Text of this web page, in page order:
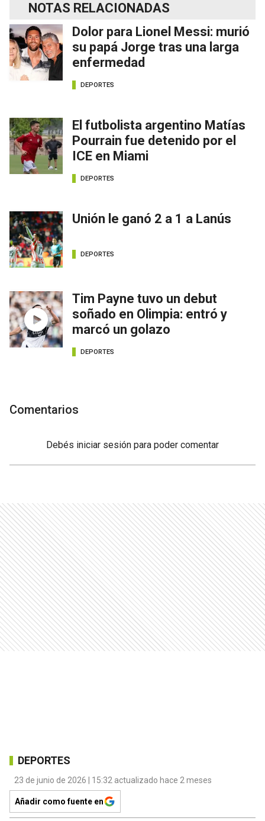
NOTAS RELACIONADAS
Dolor para Lionel Messi: murió
su papá Jorge tras una larga
enfermedad
DEPORTES
El futbolista argentino Matías
Pourrain fue detenido por el
ICE en Miami
DEPORTES
Unión le ganó 2 a 1 a Lanús
DEPORTES
Tim Payne tuvo un debut
soñado en Olimpia: entró y
marcó un golazo
DEPORTES
Comentarios
Debés iniciar sesión para poder comentar
DEPORTES
23 de junio de 2026 | 15:32 actualizado hace 2 meses
Añadir como fuente en